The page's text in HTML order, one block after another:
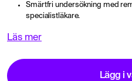
Smärtfri undersökning med
specialistläkare.
Läs mer
Lägg i